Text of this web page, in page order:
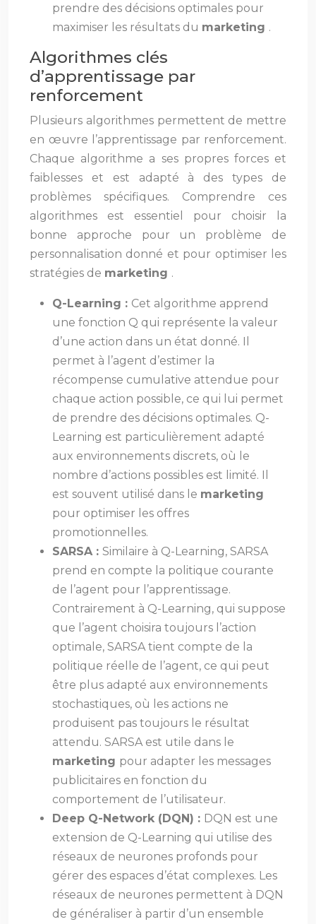
prendre des décisions optimales pour
maximiser les résultats du marketing .
Algorithmes clés
d’apprentissage par
renforcement
Plusieurs algorithmes permettent de mettre
en œuvre l’apprentissage par renforcement.
Chaque algorithme a ses propres forces et
faiblesses et est adapté à des types de
problèmes spécifiques. Comprendre ces
algorithmes est essentiel pour choisir la
bonne approche pour un problème de
personnalisation donné et pour optimiser les
stratégies de marketing .
Q-Learning : Cet algorithme apprend
une fonction Q qui représente la valeur
d’une action dans un état donné. Il
permet à l’agent d’estimer la
récompense cumulative attendue pour
chaque action possible, ce qui lui permet
de prendre des décisions optimales. Q-
Learning est particulièrement adapté
aux environnements discrets, où le
nombre d’actions possibles est limité. Il
est souvent utilisé dans le marketing
pour optimiser les offres
promotionnelles.
SARSA : Similaire à Q-Learning, SARSA
prend en compte la politique courante
de l’agent pour l’apprentissage.
Contrairement à Q-Learning, qui suppose
que l’agent choisira toujours l’action
optimale, SARSA tient compte de la
politique réelle de l’agent, ce qui peut
être plus adapté aux environnements
stochastiques, où les actions ne
produisent pas toujours le résultat
attendu. SARSA est utile dans le
marketing pour adapter les messages
publicitaires en fonction du
comportement de l’utilisateur.
Deep Q-Network (DQN) : DQN est une
extension de Q-Learning qui utilise des
réseaux de neurones profonds pour
gérer des espaces d’état complexes. Les
réseaux de neurones permettent à DQN
de généraliser à partir d’un ensemble